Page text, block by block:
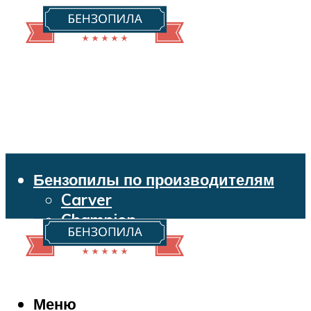
Бензопилы по производителям
Carver
Champion
Echo
Husqvarna
Makita
Меню